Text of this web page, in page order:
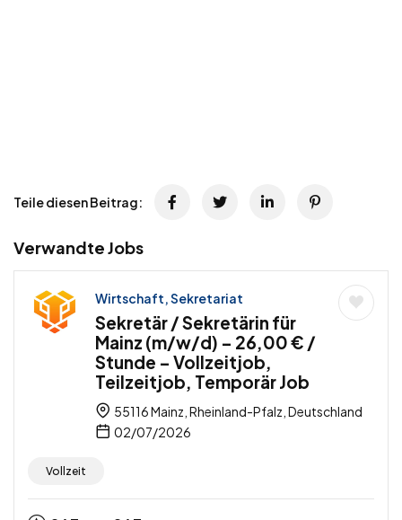
Teile diesen Beitrag:
Verwandte Jobs
Wirtschaft, Sekretariat
Sekretär / Sekretärin für
Mainz (m/w/d) – 26,00 € /
Stunde – Vollzeitjob,
Teilzeitjob, Temporär Job
55116 Mainz, Rheinland-Pfalz, Deutschland
02/07/2026
Vollzeit